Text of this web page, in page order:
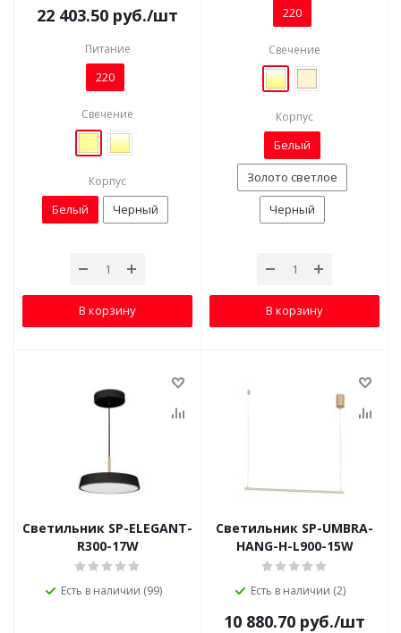
22 403.50 руб./шт
Питание
220
Свечение
Корпус
Белый Черный
В корзину
220
Свечение
Корпус
Белый
Золото светлое
Черный
В корзину
Светильник SP-ELEGANT-
R300-17W
Есть в наличии (99)
Светильник SP-UMBRA-
HANG-H-L900-15W
Есть в наличии (2)
10 880.70 руб./шт